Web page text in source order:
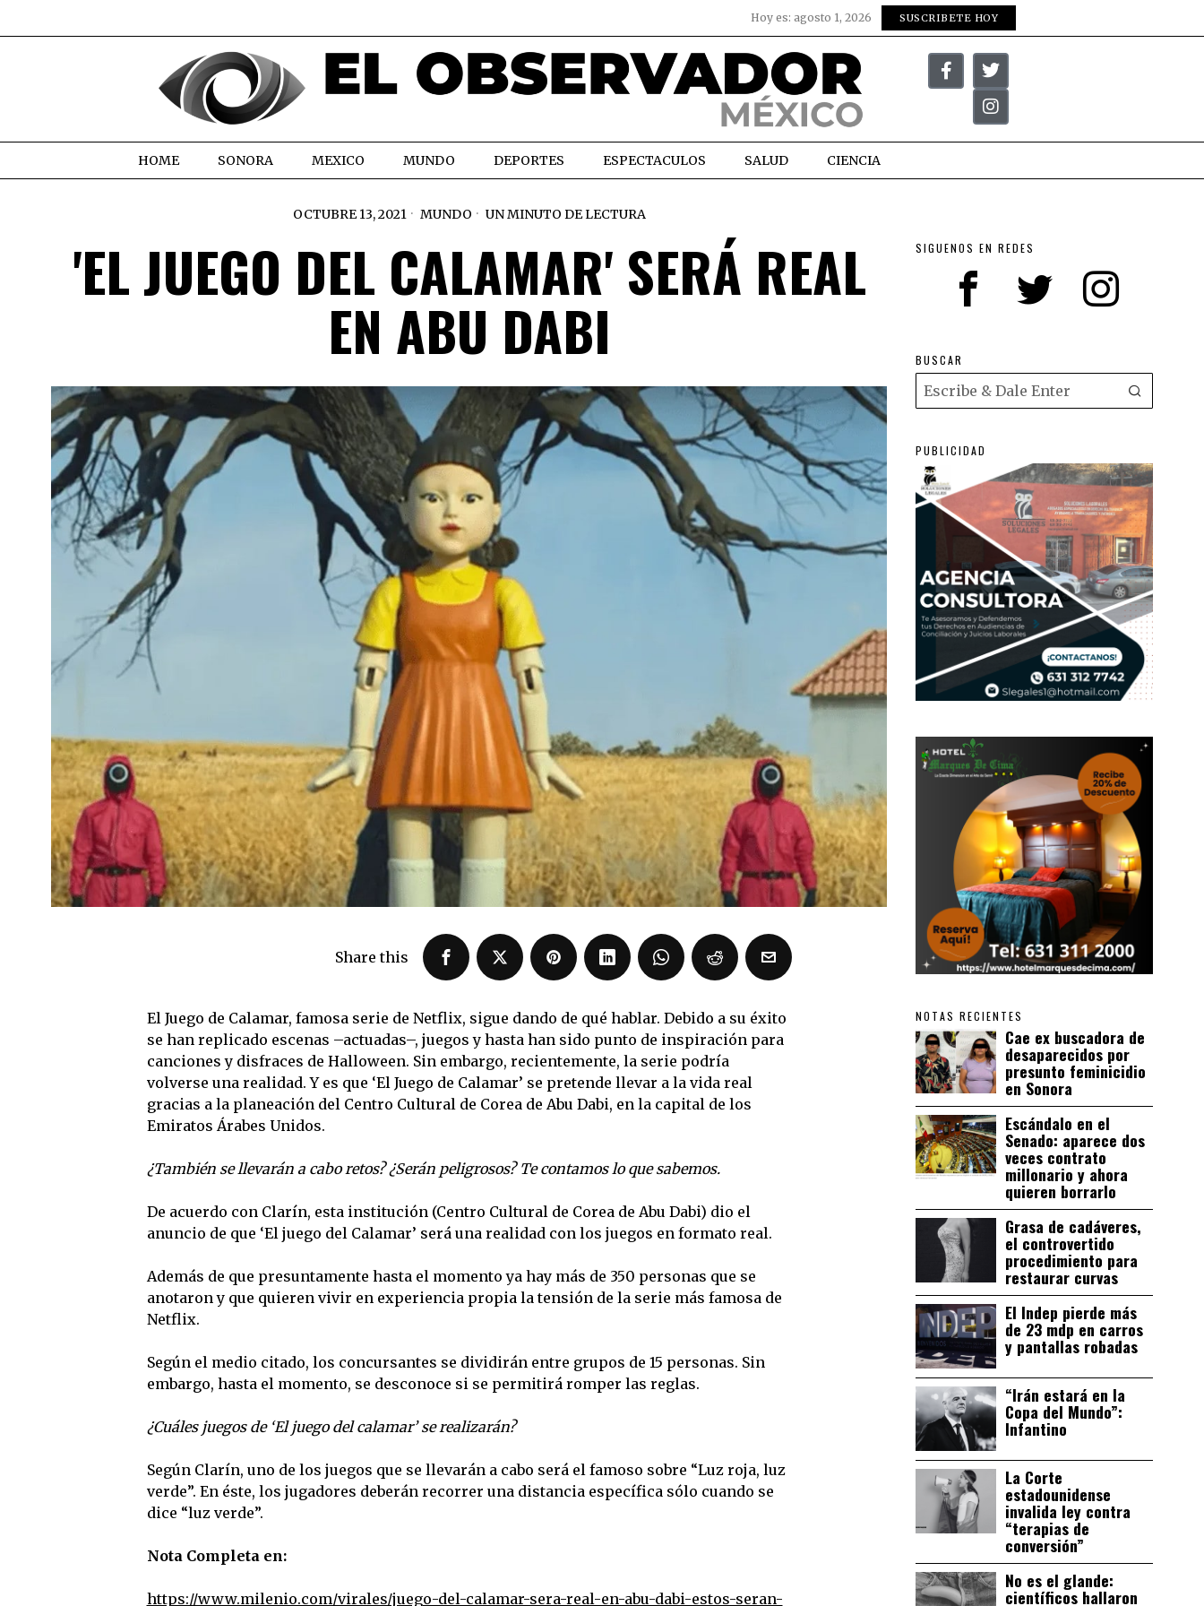
Hoy es: agosto 1, 2026 SUSCRIBETE HOY
HOME SONORA MEXICO MUNDO DEPORTES ESPECTACULOS SALUD CIENCIA
OCTUBRE 13, 2021 MUNDO UN MINUTO DE LECTURA
'EL JUEGO DEL CALAMAR' SERÁ REAL
EN ABU DABI
Share this
El Juego de Calamar, famosa serie de Netflix, sigue dando de qué hablar. Debido a su éxito
se han replicado escenas –actuadas–, juegos y hasta han sido punto de inspiración para
canciones y disfraces de Halloween. Sin embargo, recientemente, la serie podría
volverse una realidad. Y es que ‘El Juego de Calamar’ se pretende llevar a la vida real
gracias a la planeación del Centro Cultural de Corea de Abu Dabi, en la capital de los
Emiratos Árabes Unidos.
¿También se llevarán a cabo retos? ¿Serán peligrosos? Te contamos lo que sabemos.
De acuerdo con Clarín, esta institución (Centro Cultural de Corea de Abu Dabi) dio el
anuncio de que ‘El juego del Calamar’ será una realidad con los juegos en formato real.
Además de que presuntamente hasta el momento ya hay más de 350 personas que se
anotaron y que quieren vivir en experiencia propia la tensión de la serie más famosa de
Netflix.
Según el medio citado, los concursantes se dividirán entre grupos de 15 personas. Sin
embargo, hasta el momento, se desconoce si se permitirá romper las reglas.
¿Cuáles juegos de ‘El juego del calamar’ se realizarán?
Según Clarín, uno de los juegos que se llevarán a cabo será el famoso sobre “Luz roja, luz
verde”. En éste, los jugadores deberán recorrer una distancia específica sólo cuando se
dice “luz verde”.
Nota Completa en:
https://www.milenio.com/virales/juego-del-calamar-sera-real-en-abu-dabi-estos-seran-
SIGUENOS EN REDES
BUSCAR
PUBLICIDAD
NOTAS RECIENTES
Cae ex buscadora de
desaparecidos por
presunto feminicidio
en Sonora
Escándalo en el
Senado: aparece dos
veces contrato
millonario y ahora
quieren borrarlo
Grasa de cadáveres,
el controvertido
procedimiento para
restaurar curvas
El Indep pierde más
de 23 mdp en carros
y pantallas robadas
“Irán estará en la
Copa del Mundo”:
Infantino
La Corte
estadounidense
invalida ley contra
“terapias de
conversión”
No es el glande:
científicos hallaron